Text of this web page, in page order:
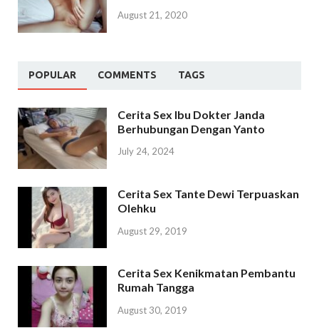
August 21, 2020
POPULAR COMMENTS TAGS
Cerita Sex Ibu Dokter Janda
Berhubungan Dengan Yanto
July 24, 2024
Cerita Sex Tante Dewi Terpuaskan
Olehku
August 29, 2019
Cerita Sex Kenikmatan Pembantu
Rumah Tangga
August 30, 2019